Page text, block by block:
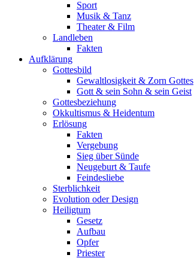
Sport
Musik & Tanz
Theater & Film
Landleben
Fakten
Aufklärung
Gottesbild
Gewaltlosigkeit & Zorn Gottes
Gott & sein Sohn & sein Geist
Gottesbeziehung
Okkultismus & Heidentum
Erlösung
Fakten
Vergebung
Sieg über Sünde
Neugeburt & Taufe
Feindesliebe
Sterblichkeit
Evolution oder Design
Heiligtum
Gesetz
Aufbau
Opfer
Priester